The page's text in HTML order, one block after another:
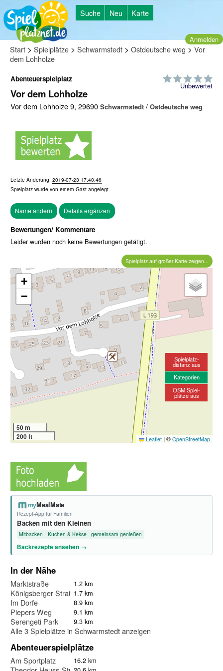
Suche Neu Karte
Anmelden
Start > Spielplätze > Schwarmstedt > Ostdeutsche weg > Vor
dem Lohholze
Unbewertet
Abenteuerspielplatz
Vor dem Lohholze
Vor dem Lohholze 9, 29690 Schwarmstedt / Ostdeutsche weg
Letzte Änderung: 2019-07-23 17:40:46
Spielplatz wurde von einem Gast angelegt.
Bewertungen/ Kommentare
Leider wurden noch keine Bewertungen getätigt.
Spielplatz auf großer Karte zeigen...
+
−
50 m
200 ft
Leaflet |© OpenStreetMap
Spielplatz-
distanz aus
Kategorien
OSM Spiel-
plätze aus
myMealMate
Rezept-App für Familien
Backen mit den Kleinen
Mitbacken Kuchen & Kekse gemeinsam genießen
Backrezepte ansehen →
In der Nähe
Marktstraße 1.2 km
Königsberger Straße1.7 km
Im Dorfe 8.9 km
Piepers Weg 9.1 km
Serengeti Park 9.3 km
Alle 3 Spielplätze in Schwarmstedt anzeigen
Abenteuerspielplätze
Am Sportplatz 16.2 km